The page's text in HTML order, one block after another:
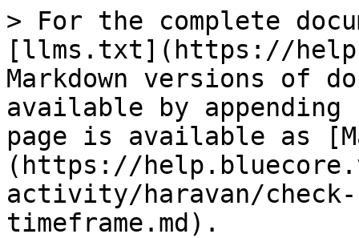
> For the complete
[llms.txt](https://
Markdown versions of
available by
page is available as
(https://
activity/haravan/
timeframe.md).